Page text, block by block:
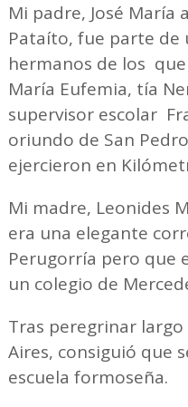
Mi padre, José María
Pataíto, fue parte de
hermanos de los
María Eufemia, tía
supervisor escolar
oriundo de San
ejercieron en
Mi madre, Leonides
era una elegante
Perugorría pero que
un colegio de
Tras peregrinar
Aires, consiguió que
escuela formoseña.